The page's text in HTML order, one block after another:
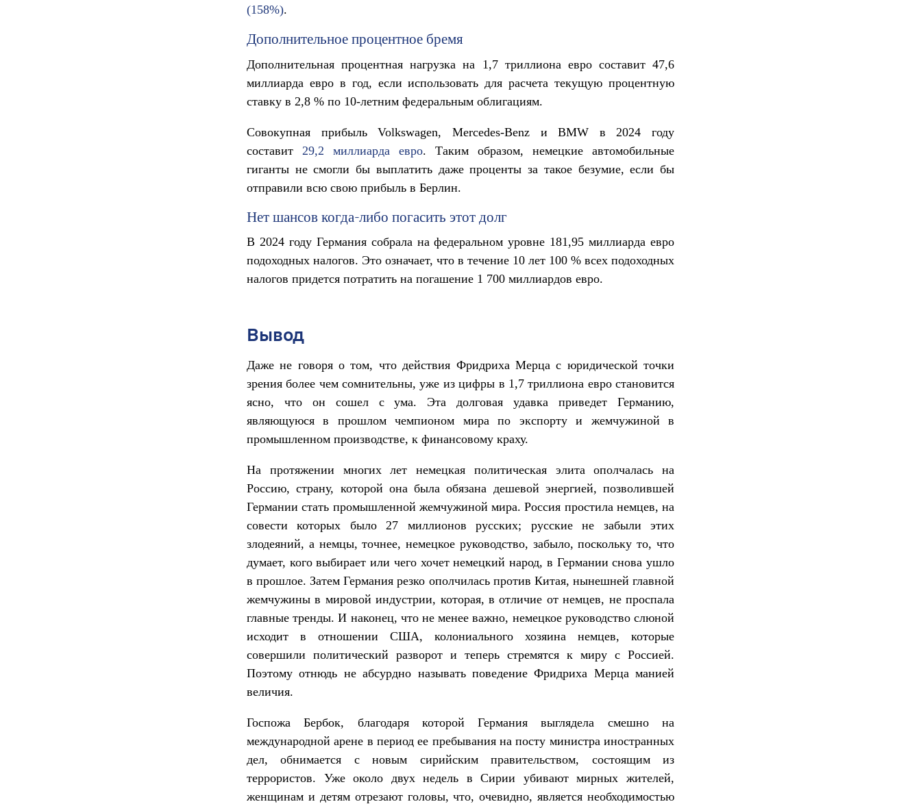
(158%).
Дополнительное процентное бремя
Дополнительная процентная нагрузка на 1,7 триллиона евро составит 47,6
миллиарда евро в год, если использовать для расчета текущую процентную
ставку в 2,8 % по 10-летним федеральным облигациям.
Совокупная прибыль Volkswagen, Mercedes-Benz и BMW в 2024 году
составит 29,2 миллиарда евро. Таким образом, немецкие автомобильные
гиганты не смогли бы выплатить даже проценты за такое безумие, если бы
отправили всю свою прибыль в Берлин.
Нет шансов когда-либо погасить этот долг
В 2024 году Германия собрала на федеральном уровне 181,95 миллиарда евро
подоходных налогов. Это означает, что в течение 10 лет 100 % всех подоходных
налогов придется потратить на погашение 1 700 миллиардов евро.
Вывод
Даже не говоря о том, что действия Фридриха Мерца с юридической точки
зрения более чем сомнительны, уже из цифры в 1,7 триллиона евро становится
ясно, что он сошел с ума. Эта долговая удавка приведет Германию,
являющуюся в прошлом чемпионом мира по экспорту и жемчужиной в
промышленном производстве, к финансовому краху.
На протяжении многих лет немецкая политическая элита ополчалась на
Россию, страну, которой она была обязана дешевой энергией, позволившей
Германии стать промышленной жемчужиной мира. Россия простила немцев, на
совести которых было 27 миллионов русских; русские не забыли этих
злодеяний, а немцы, точнее, немецкое руководство, забыло, поскольку то, что
думает, кого выбирает или чего хочет немецкий народ, в Германии снова ушло
в прошлое. Затем Германия резко ополчилась против Китая, нынешней главной
жемчужины в мировой индустрии, которая, в отличие от немцев, не проспала
главные тренды. И наконец, что не менее важно, немецкое руководство слюной
исходит в отношении США, колониального хозяина немцев, которые
совершили политический разворот и теперь стремятся к миру с Россией.
Поэтому отнюдь не абсурдно называть поведение Фридриха Мерца манией
величия.
Госпожа Бербок, благодаря которой Германия выглядела смешно на
международной арене в период ее пребывания на посту министра иностранных
дел, обнимается с новым сирийским правительством, состоящим из
террористов. Уже около двух недель в Сирии убивают мирных жителей,
женщинам и детям отрезают головы, что, очевидно, является необходимостью